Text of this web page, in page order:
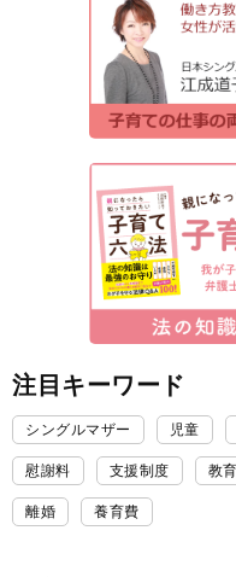
注目キーワード
シングルマザー 児童
慰謝料 支援制度 教
離婚 養育費